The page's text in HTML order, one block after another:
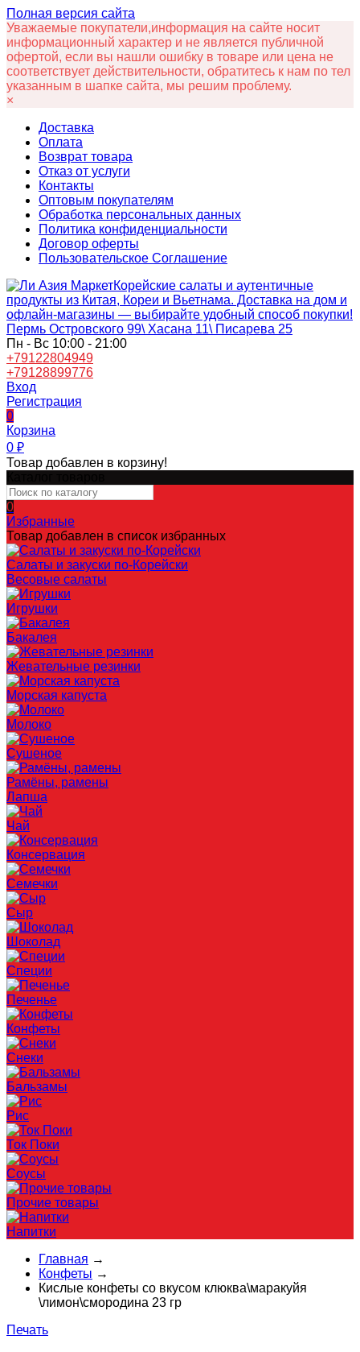
Полная версия сайта
Уважаемые покупатели,информация на сайте носит
информационный характер и не является публичной
офертой, если вы нашли ошибку в товаре или цена не
соответствует действительности, обратитесь к нам по тел
указанным в шапке сайта, мы решим проблему.
×
Доставка
Оплата
Возврат товара
Отказ от услуги
Контакты
Оптовым покупателям
Обработка персональных данных
Политика конфиденциальности
Договор оферты
Пользовательское Соглашение
Корейские салаты и аутентичные
продукты из Китая, Кореи и Вьетнама. Доставка на дом и
офлайн‑магазины — выбирайте удобный способ покупки!
Пермь Островского 99\ Хасана 11\ Писарева 25
Пн - Вс 10:00 - 21:00
+79122804949
+79128899776
Вход
Регистрация
0
Корзина
0 ₽
Товар добавлен в корзину!
0
Избранные
Товар добавлен в список избранных
Салаты и закуски по-Корейски
Весовые салаты
Игрушки
Бакалея
Жевательные резинки
Морская капуста
Молоко
Сушеное
Рамёны, рамены
Лапша
Чай
Консервация
Семечки
Сыр
Шоколад
Специи
Печенье
Конфеты
Снеки
Бальзамы
Рис
Ток Поки
Соусы
Прочие товары
Напитки
Главная →
Конфеты →
Кислые конфеты со вкусом клюква\маракуйя
\лимон\смородина 23 гр
Печать